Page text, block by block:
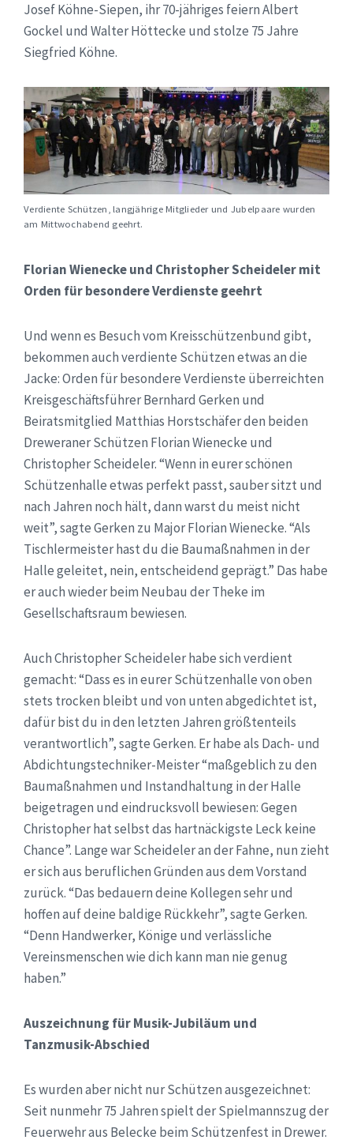
Josef Köhne-Siepen, ihr 70-jähriges feiern Albert
Gockel und Walter Höttecke und stolze 75 Jahre
Siegfried Köhne.
Verdiente Schützen, langjährige Mitglieder und Jubelpaare wurden
am Mittwochabend geehrt.
Florian Wienecke und Christopher Scheideler mit
Orden für besondere Verdienste geehrt
Und wenn es Besuch vom Kreisschützenbund gibt,
bekommen auch verdiente Schützen etwas an die
Jacke: Orden für besondere Verdienste überreichten
Kreisgeschäftsführer Bernhard Gerken und
Beiratsmitglied Matthias Horstschäfer den beiden
Dreweraner Schützen Florian Wienecke und
Christopher Scheideler. “Wenn in eurer schönen
Schützenhalle etwas perfekt passt, sauber sitzt und
nach Jahren noch hält, dann warst du meist nicht
weit”, sagte Gerken zu Major Florian Wienecke. “Als
Tischlermeister hast du die Baumaßnahmen in der
Halle geleitet, nein, entscheidend geprägt.” Das habe
er auch wieder beim Neubau der Theke im
Gesellschaftsraum bewiesen.
Auch Christopher Scheideler habe sich verdient
gemacht: “Dass es in eurer Schützenhalle von oben
stets trocken bleibt und von unten abgedichtet ist,
dafür bist du in den letzten Jahren größtenteils
verantwortlich”, sagte Gerken. Er habe als Dach- und
Abdichtungstechniker-Meister “maßgeblich zu den
Baumaßnahmen und Instandhaltung in der Halle
beigetragen und eindrucksvoll bewiesen: Gegen
Christopher hat selbst das hartnäckigste Leck keine
Chance”. Lange war Scheideler an der Fahne, nun zieht
er sich aus beruflichen Gründen aus dem Vorstand
zurück. “Das bedauern deine Kollegen sehr und
hoffen auf deine baldige Rückkehr”, sagte Gerken.
“Denn Handwerker, Könige und verlässliche
Vereinsmenschen wie dich kann man nie genug
haben.”
Auszeichnung für Musik-Jubiläum und
Tanzmusik-Abschied
Es wurden aber nicht nur Schützen ausgezeichnet:
Seit nunmehr 75 Jahren spielt der Spielmannszug der
Feuerwehr aus Belecke beim Schützenfest in Drewer.